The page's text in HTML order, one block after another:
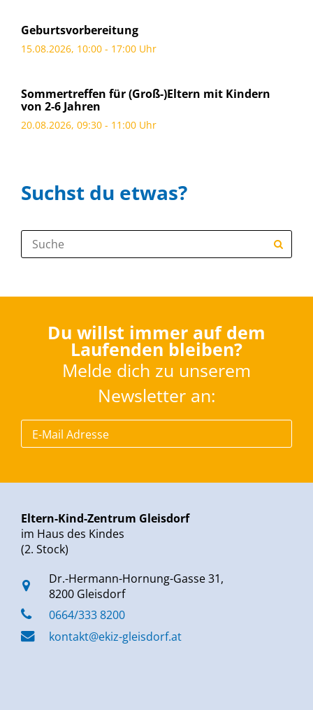
Geburtsvorbereitung
15.08.2026, 10:00 - 17:00 Uhr
Sommertreffen für (Groß-)Eltern mit Kindern
von 2-6 Jahren
20.08.2026, 09:30 - 11:00 Uhr
Suchst du etwas?
Suche:
Du willst immer auf dem
Laufenden bleiben?
Melde dich zu unserem
Newsletter an:
Eltern-Kind-Zentrum Gleisdorf
im Haus des Kindes
(2. Stock)
Dr.-Hermann-Hornung-Gasse 31,
8200 Gleisdorf
0664/333 8200
kontakt@ekiz-gleisdorf.at